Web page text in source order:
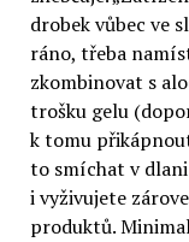
drobek vůbec ve
ráno, třeba
zkombinovat s
trošku gelu
k tomu
to smíchat v
i vyživujete
produktů.